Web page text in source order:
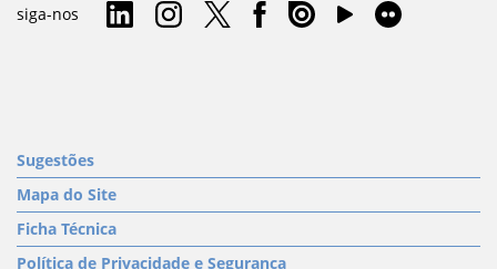
siga-nos
Sugestões
Mapa do Site
Ficha Técnica
Política de Privacidade e Segurança